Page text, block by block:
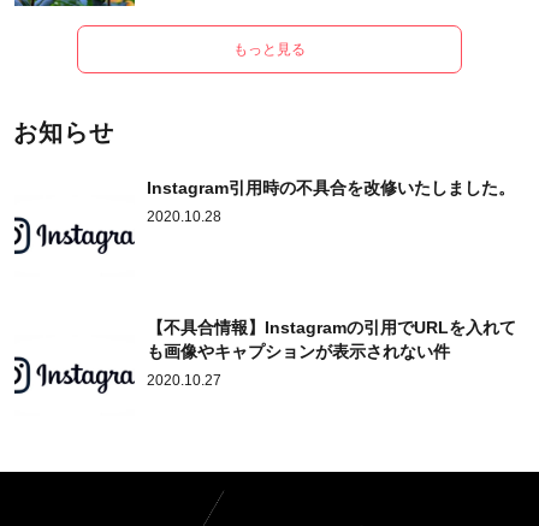
もっと見る
お知らせ
Instagram引用時の不具合を改修いたしました。
2020.10.28
【不具合情報】Instagramの引用でURLを入れて
も画像やキャプションが表示されない件
2020.10.27